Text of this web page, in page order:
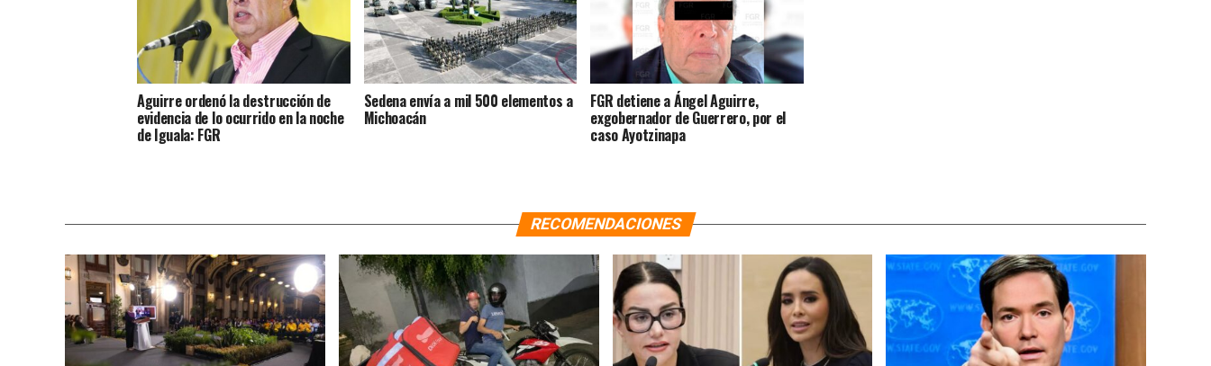
Aguirre ordenó la destrucción de
evidencia de lo ocurrido en la noche
de Iguala: FGR
Sedena envía a mil 500 elementos a
Michoacán
FGR detiene a Ángel Aguirre,
exgobernador de Guerrero, por el
caso Ayotzinapa
RECOMENDACIONES